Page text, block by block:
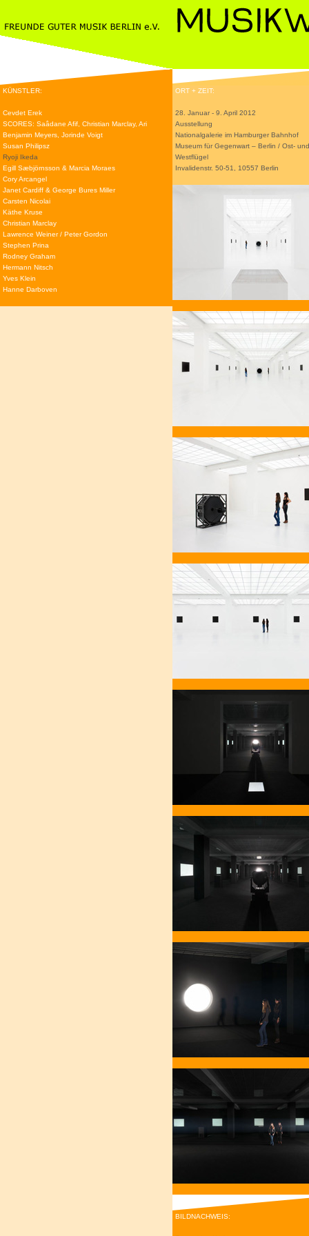
KÜNSTLER:
Cevdet Erek
SCORES: Saâdane Afif, Christian Marclay, Ari
Benjamin Meyers, Jorinde Voigt
Susan Philipsz
Ryoji Ikeda
Egill Sæbjörnsson & Marcia Moraes
Cory Arcangel
Janet Cardiff & George Bures Miller
Carsten Nicolai
Käthe Kruse
Christian Marclay
Lawrence Weiner / Peter Gordon
Stephen Prina
Rodney Graham
Hermann Nitsch
Yves Klein
Hanne Darboven
ORT + ZEIT:
28. Januar - 9. April 2012
Ausstellung
Nationalgalerie im Hamburger Bahnhof
Museum für Gegenwart – Berlin / Ost- und
Westflügel
Invalidenstr. 50-51, 10557 Berlin
BILDNACHWEIS: